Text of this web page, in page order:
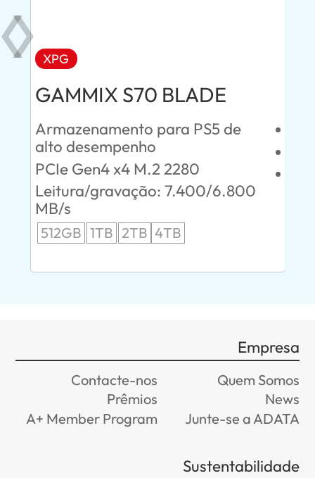
XPG
GAMMIX S70 BLADE
Armazenamento para PS5 de
alto desempenho
PCIe Gen4 x4 M.2 2280
Leitura/gravação: 7.400/6.800
MB/s
512GB 1TB 2TB 4TB
Empresa
Quem Somos
Contacte-nos
News
Prêmios
Junte-se a ADATA
A+ Member Program
Sustentabilidade